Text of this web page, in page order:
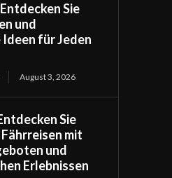
Sie
und
für Jeden
August 3, 2026
Sie
mit
und
Erlebnissen